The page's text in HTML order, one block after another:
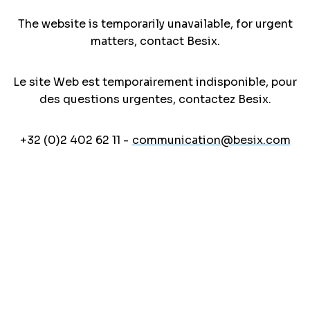
The website is temporarily unavailable, for urgent
matters, contact Besix.
Le site Web est temporairement indisponible, pour
des questions urgentes, contactez Besix.
+32 (0)2 402 62 11 - communication@besix.com